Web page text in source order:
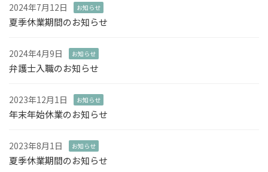
2024年7月12日 お知らせ
夏季休業期間のお知らせ
2024年4月9日 お知らせ
弁護士入職のお知らせ
2023年12月1日 お知らせ
年末年始休業のお知らせ
2023年8月1日 お知らせ
夏季休業期間のお知らせ